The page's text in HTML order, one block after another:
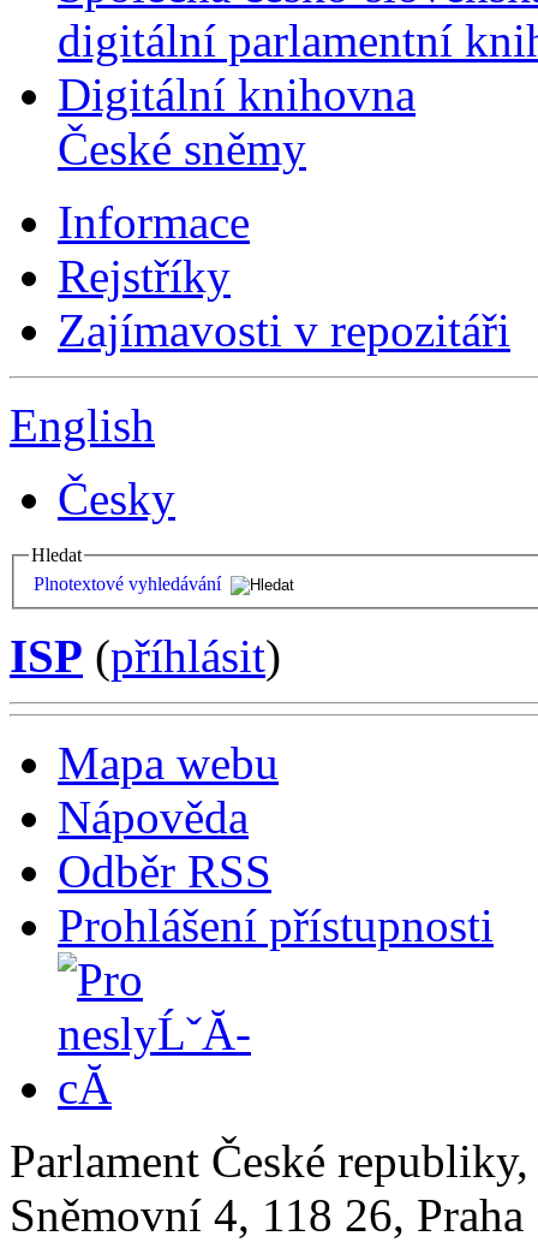
digitální parlamentní
Digitální knihovna
České sněmy
Informace
Rejstříky
Zajímavosti v repozitáři
English
Česky
Hledat
Plnotextové vyhledávání
ISP (příhlásit)
Mapa webu
Nápověda
Odběr RSS
Prohlášení přístupnosti
Parlament České
Sněmovní 4, 118 26,